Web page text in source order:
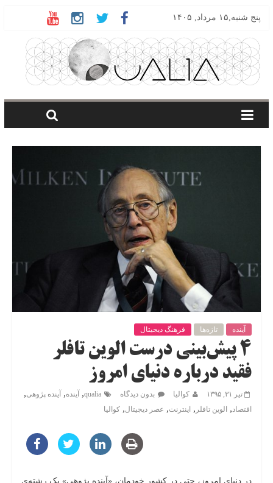
پنج شنبه,۱۵ مرداد, ۱۴۰۵
آینده تازه‌ها فرهنگ دیجیتال
۴ پیش‌بینی درست الوین تافلر
فقید درباره دنیای امروز
تیر ۳۱, ۱۳۹۵ کوالیا بدون دیدگاه qualia
, آینده, آینده‌ پژوهی,
اقتصاد, الوین تافلر , اینترنت, عصر دیجیتال, کوالیا
در دنیای امروز، حتی در کشور خودمان، «آینده پژوهی» یک رشته‌ی